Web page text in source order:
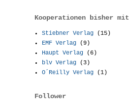
Kooperationen bisher mit
Stiebner Verlag
(15)
EMF Verlag
(9)
Haupt Verlag
(6)
blv Verlag
(3)
O´Reilly Verlag
(1)
Follower